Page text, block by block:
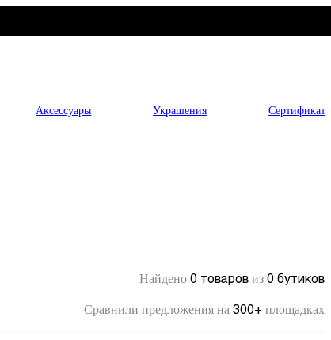
Аксессуары Украшения Сертификат
Найдено 0 товаров из 0 бутиков
Сравнили предложения на 300+ площадках